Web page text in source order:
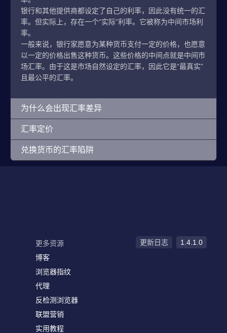
银行和其他提供商都设定了自己的利率，因此没有统一的汇
率。但实际上，存在一个“实际”利率。它被称为中间市场利
率。
一般来说，银行家愿意为某种货币支付一定的价格，也愿意
以一定的价格出售这种货币。这些价格的中间点就是中间市
场汇率。由于这是市场自然设定的汇率，因此它是“最真实”
且最公平的汇率。
为什么会出现汇率差异
汇率定价
兑换货币的汇率陷阱
更多资源
博客
浏览器指纹
代理
反检测浏览器
联盟营销
实用教程
更新日志 1.4.1.0